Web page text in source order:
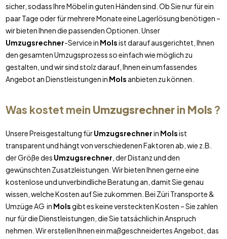
sicher, sodass Ihre Möbel in guten Händen sind. Ob Sie nur für ein
paar Tage oder für mehrere Monate eine Lagerlösung benötigen –
wir bieten Ihnen die passenden Optionen. Unser
Umzugsrechner-Service in Molsist darauf ausgerichtet, Ihnen
den gesamten Umzugsprozess so einfach wie möglich zu
gestalten, und wir sind stolz darauf, Ihnen ein umfassendes
Angebot an Dienstleistungen in Mols anbieten zu können.
Was kostet mein Umzugsrechnerin Mols ?
Unsere Preisgestaltung fürUmzugsrechnerin Molsist
transparent und hängt von verschiedenen Faktoren ab, wie z.B.
der Größe des Umzugsrechner , der Distanz und den
gewünschten Zusatzleistungen. Wir bieten Ihnen gerne eine
kostenlose und unverbindliche Beratung an, damit Sie genau
wissen, welche Kosten auf Sie zukommen. Bei Züri Transporte &
Umzüge AG in Molsgibt es keine versteckten Kosten – Sie zahlen
nur für die Dienstleistungen, die Sie tatsächlich in Anspruch
nehmen. Wir erstellen Ihnen ein maßgeschneidertes Angebot, das